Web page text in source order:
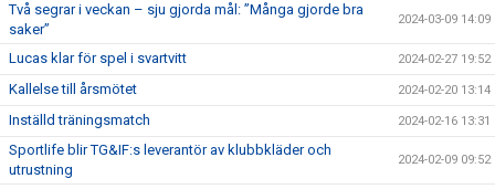
Två segrar i veckan – sju gjorda mål: ”Många gjorde bra
saker”
2024-03-09 14:09
Lucas klar för spel i svartvitt 2024-02-27 19:52
Kallelse till årsmötet 2024-02-20 13:14
Inställd träningsmatch 2024-02-16 13:31
Sportlife blir TG&IF:s leverantör av klubbkläder och
utrustning
2024-02-09 09:52